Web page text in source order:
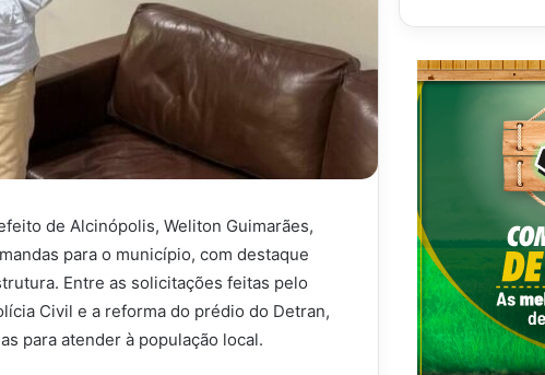
de Alcinópolis, Weliton Guimarães,
para o município, com destaque
Entre as solicitações feitas pelo
Civil e a reforma do prédio do Detran,
para atender à população local.